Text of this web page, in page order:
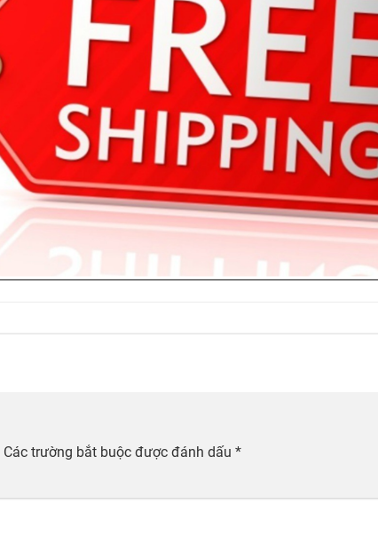
Các trường bắt buộc được đánh dấu *